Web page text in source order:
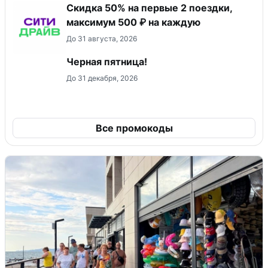
Скидка 50% на первые 2 поездки,
максимум 500 ₽ на каждую
До 31 августа, 2026
Черная пятница!
До 31 декабря, 2026
Все промокоды